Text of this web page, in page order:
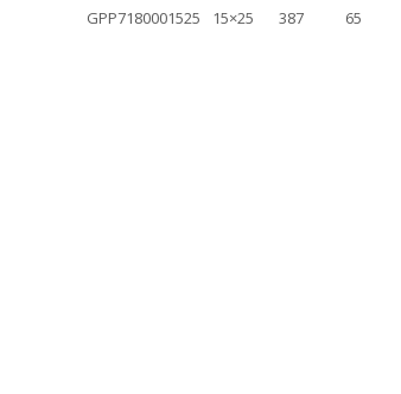
GPP7180001525
15×25 387 65